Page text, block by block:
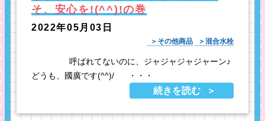
そ、安心を!(^^)!の巻
2022年05月03日
その他商品 混合水栓
呼ばれてないのに、ジャジャジャジャーン♪
どうも、國廣です(^^)/ ・・・
続きを読む